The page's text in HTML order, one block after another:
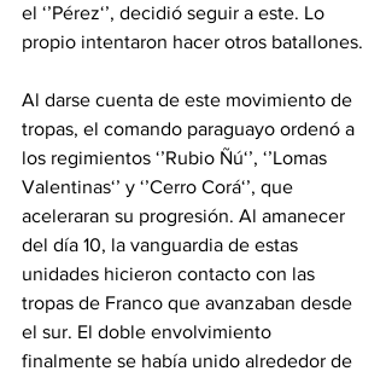
el ‘’Pérez‘’, decidió seguir a este. Lo
propio intentaron hacer otros batallones.​
Al darse cuenta de este movimiento de
tropas, el comando paraguayo ordenó a
los regimientos ‘’Rubio Ñú‘’, ‘’Lomas
Valentinas‘’ y ‘’Cerro Corá‘’, que
aceleraran su progresión. Al amanecer
del día 10, la vanguardia de estas
unidades hicieron contacto con las
tropas de Franco que avanzaban desde
el sur. El doble envolvimiento
finalmente se había unido alrededor de